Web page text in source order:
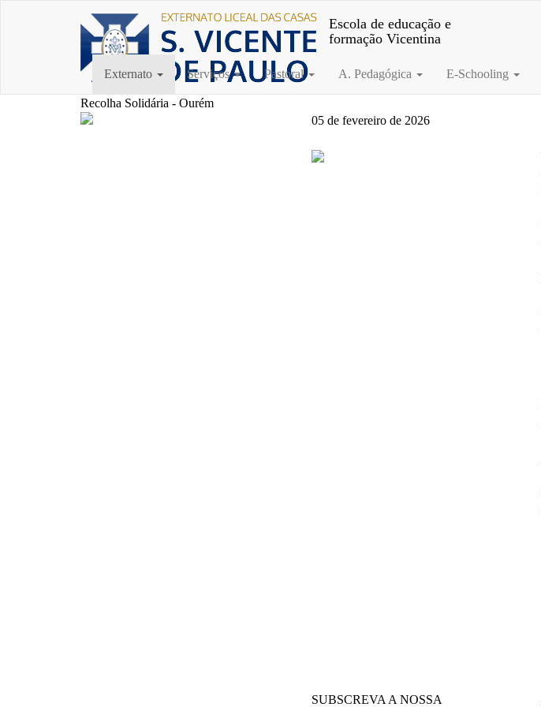
Escola de educação e
formação Vicentina
Externato Serviços Pastoral A. Pedagógica E-Schooling
Recolha Solidária - Ourém
05 de fevereiro de 2026
SUBSCREVA A NOSSA